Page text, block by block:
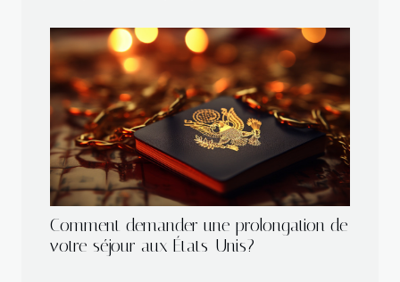
Comment demander une prolongation de
votre séjour aux États-Unis?